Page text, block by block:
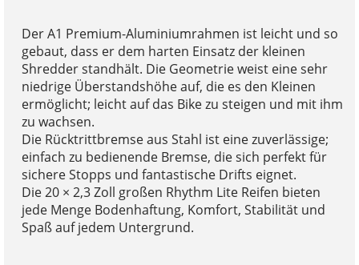
Der A1 Premium-Aluminiumrahmen ist leicht und so
gebaut, dass er dem harten Einsatz der kleinen
Shredder standhält. Die Geometrie weist eine sehr
niedrige Überstandshöhe auf, die es den Kleinen
ermöglicht; leicht auf das Bike zu steigen und mit ihm
zu wachsen.
Die Rücktrittbremse aus Stahl ist eine zuverlässige;
einfach zu bedienende Bremse, die sich perfekt für
sichere Stopps und fantastische Drifts eignet.
Die 20 × 2,3 Zoll großen Rhythm Lite Reifen bieten
jede Menge Bodenhaftung, Komfort, Stabilität und
Spaß auf jedem Untergrund.